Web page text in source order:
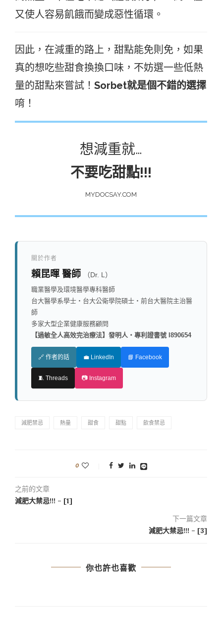
又使人容易飢餓而變成惡性循環。
因此，在減重的路上，甜點能免則免，如果
真的想吃些甜食換換口味，不妨選一些低熱
量的甜點來嘗試！ Sorbet就是個不錯的選擇
唷！
想減重就…
不要吃甜點!!!
MYDOCSAY.COM
關於作者
賴昆暉 醫師 （Dr. L）
職業醫學及環境醫學專科醫師
台大醫學系學士・台大公衛學院碩士・前台大醫院主治醫
師
多家大型企業健康服務顧問
【過敏全人高效完治療法】發明人・專利證書號 I890654
🔗 作者的話 💼 LinkedIn 📘 Facebook
🧵 Threads 📷 Instagram
減肥禁忌 熱量 甜食 甜點 飲食禁忌
0
之前的文章
減肥大禁忌!!! – [1]
下一篇文章
減肥大禁忌!!! – [3]
你也許也喜歡